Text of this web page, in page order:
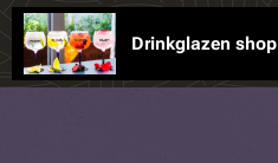
Drinkglazen shop